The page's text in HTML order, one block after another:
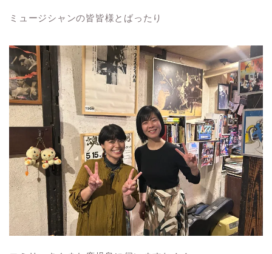
ミュージシャンの皆皆様とばったり